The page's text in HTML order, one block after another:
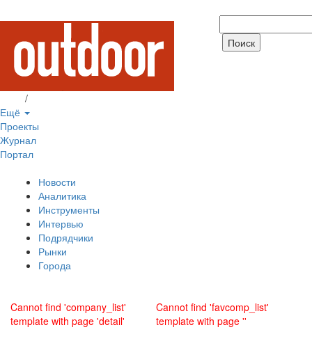
/
Ещё
Проекты
Журнал
Портал
Новости
Аналитика
Инструменты
Интервью
Подрядчики
Рынки
Города
Cannot find 'company_list'
template with page 'detail'
Cannot find 'favcomp_list'
template with page ''